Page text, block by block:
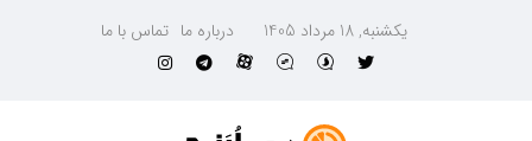
یکشنبه, 18 مرداد 1405 درباره ما تماس با ما